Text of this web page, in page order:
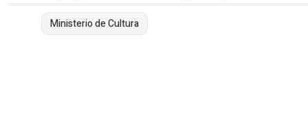
Ministerio de Cultura